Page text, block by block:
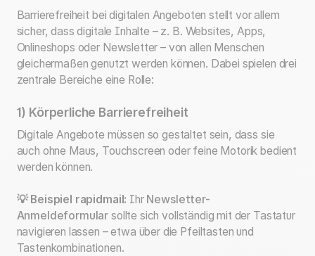
Barrierefreiheit bei digitalen Angeboten stellt vor allem
sicher, dass digitale Inhalte – z. B. Websites, Apps,
Onlineshops oder Newsletter – von allen Menschen
gleichermaßen genutzt werden können. Dabei spielen drei
zentrale Bereiche eine Rolle:
1) Körperliche Barrierefreiheit
Digitale Angebote müssen so gestaltet sein, dass sie
auch ohne Maus, Touchscreen oder feine Motorik bedient
werden können.
💡 Beispiel rapidmail: Ihr Newsletter-
Anmeldeformular sollte sich vollständig mit der Tastatur
navigieren lassen – etwa über die Pfeiltasten und
Tastenkombinationen.